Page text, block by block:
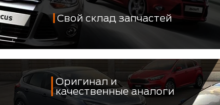
Свой склад запчастей
Оригинал и
качественные аналоги